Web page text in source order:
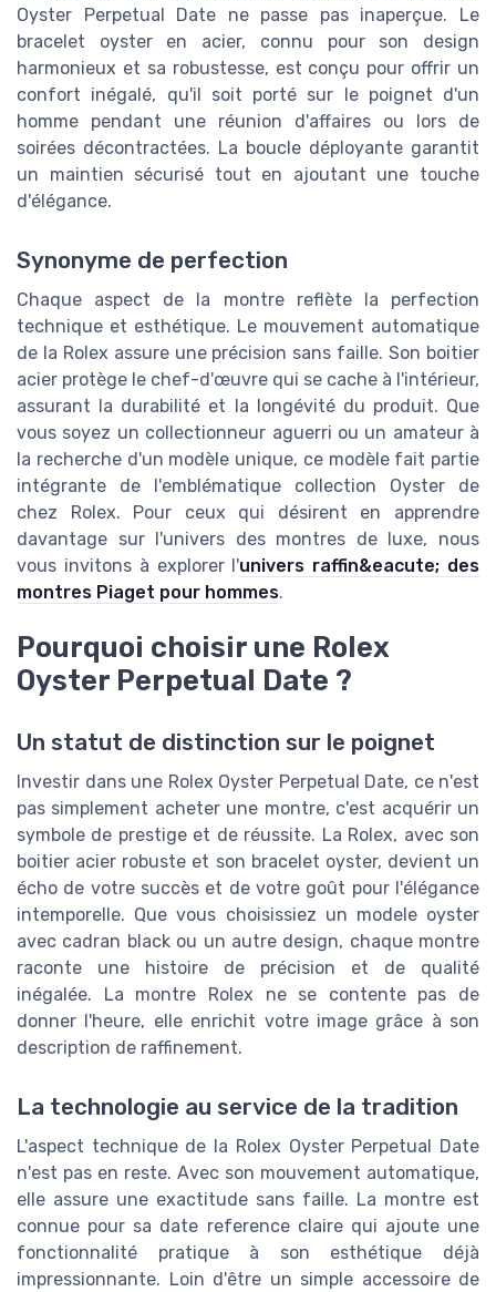
Oyster Perpetual Date ne passe pas inaperçue. Le
bracelet oyster en acier, connu pour son design
harmonieux et sa robustesse, est conçu pour offrir un
confort inégalé, qu'il soit porté sur le poignet d'un
homme pendant une réunion d'affaires ou lors de
soirées décontractées. La boucle déployante garantit
un maintien sécurisé tout en ajoutant une touche
d'élégance.
Synonyme de perfection
Chaque aspect de la montre reflète la perfection
technique et esthétique. Le mouvement automatique
de la Rolex assure une précision sans faille. Son boitier
acier protège le chef-d'œuvre qui se cache à l'intérieur,
assurant la durabilité et la longévité du produit. Que
vous soyez un collectionneur aguerri ou un amateur à
la recherche d'un modèle unique, ce modèle fait partie
intégrante de l'emblématique collection Oyster de
chez Rolex. Pour ceux qui désirent en apprendre
davantage sur l'univers des montres de luxe, nous
vous invitons à explorer l'univers raffin&eacute; des
montres Piaget pour hommes.
Pourquoi choisir une Rolex
Oyster Perpetual Date ?
Un statut de distinction sur le poignet
Investir dans une Rolex Oyster Perpetual Date, ce n'est
pas simplement acheter une montre, c'est acquérir un
symbole de prestige et de réussite. La Rolex, avec son
boitier acier robuste et son bracelet oyster, devient un
écho de votre succès et de votre goût pour l'élégance
intemporelle. Que vous choisissiez un modele oyster
avec cadran black ou un autre design, chaque montre
raconte une histoire de précision et de qualité
inégalée. La montre Rolex ne se contente pas de
donner l'heure, elle enrichit votre image grâce à son
description de raffinement.
La technologie au service de la tradition
L'aspect technique de la Rolex Oyster Perpetual Date
n'est pas en reste. Avec son mouvement automatique,
elle assure une exactitude sans faille. La montre est
connue pour sa date reference claire qui ajoute une
fonctionnalité pratique à son esthétique déjà
impressionnante. Loin d'être un simple accessoire de